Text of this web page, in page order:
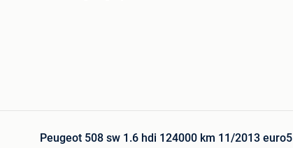
Peugeot 508 sw 1.6 hdi 124000 km 11/2013 euro5